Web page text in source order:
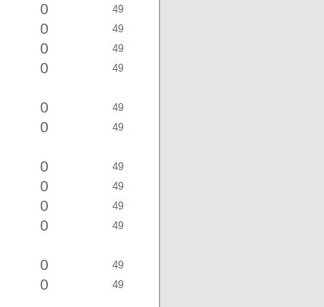
0 49
0 49
0 49
0 49
0 49
0 49
0 49
0 49
0 49
0 49
0 49
0 49